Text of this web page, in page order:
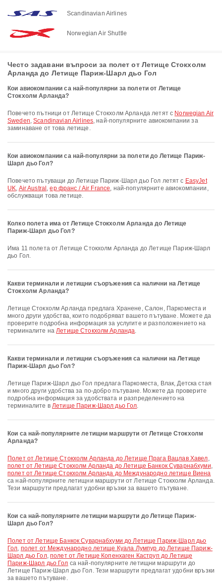
Scandinavian Airlines
Norwegian Air Shuttle
Често задавани въпроси за полет от Летище Стокхолм
Арланда до Летище Париж-Шарл дьо Гол
Кои авиокомпании са най-популярни за полети от Летище
Стокхолм Арланда?
Повечето пътници от Летище Стокхолм Арланда летят с Norwegian Air
Sweden,Scandinavian Airlines, най-популярните авиокомпании за
заминаване от това летище.
Кои авиокомпании са най-популярни за полети до Летище Париж-
Шарл дьо Гол?
Повечето пътуващи до Летище Париж-Шарл дьо Гол летят с EasyJet
UK, Air Austral ,ер франс / Air France, най-популярните авиокомпании,
обслужващи това летище.
Колко полета има от Летище Стокхолм Арланда до Летище
Париж-Шарл дьо Гол?
Има 11 полета от Летище Стокхолм Арланда до Летище Париж-Шарл
дьо Гол.
Какви терминали и летищни съоръжения са налични на Летище
Стокхолм Арланда?
Летище Стокхолм Арланда предлага Хранене, Салон, Паркоместа и
много други удобства, които подобряват вашето пътуване. Можете да
проверите подробна информация за услугите и разположението на
терминалите наЛетище Стокхолм Арланда.
Какви терминали и летищни съоръжения са налични на Летище
Париж-Шарл дьо Гол?
Летище Париж-Шарл дьо Гол предлага Паркоместа, Влак, Детска стая
и много други удобства за по-добро пътуване. Можете да проверите
подробна информация за удобствата и разпределението на
терминалите в Летище Париж-Шарл дьо Гол.
Кои са най-популярните летищни маршрути от Летище Стокхолм
Арланда?
полет от Летище Стокхолм Арланда до Летище Прага Вацлав Хавел,
полет от Летище Стокхолм Арланда до Летище Банкок Суварнабхуми,
полет от Летище Стокхолм Арланда до Международно летище Виена
са най-популярните летищни маршрути от Летище Стокхолм Арланда.
Тези маршрути предлагат удобни връзки за вашето пътуване.
Кои са най-популярните летищни маршрути до Летище Париж-
Шарл дьо Гол?
полет от Летище Банкок Суварнабхуми до Летище Париж-Шарл дьо
Гол, полет от Международно летище Куала Лумпур до Летище Париж-
Шарл дьо Гол, полет от Летище Копенхаген Каструп до Летище
Париж-Шарл дьо Гол са най-популярните летищни маршрути до
Летище Париж-Шарл дьо Гол. Тези маршрути предлагат удобни връзки
за вашето пътуване.